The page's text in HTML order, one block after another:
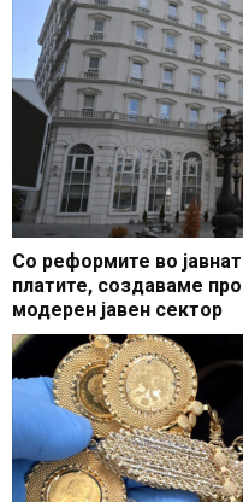
Со реформите во
платите, создаваме
модерен јавен сектор